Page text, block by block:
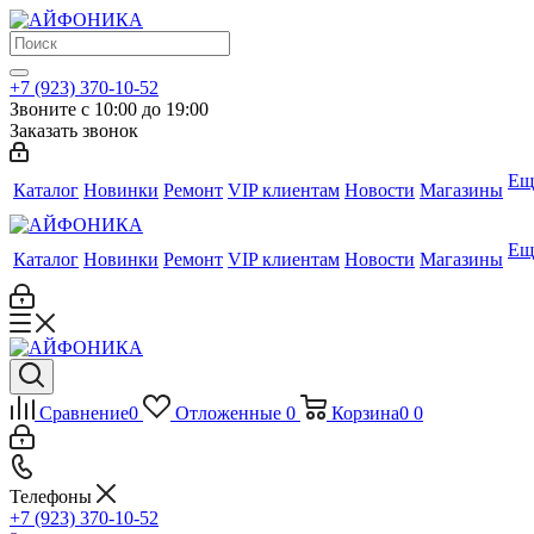
+7 (923) 370-10-52
Звоните с 10:00 до 19:00
Заказать звонок
Каталог Новинки Ремонт VIP клиентам Новости Магазины
Каталог Новинки Ремонт VIP клиентам Новости Магазины
Сравнение0 Отложенные 0 Корзина0 0
Телефоны
+7 (923) 370-10-52